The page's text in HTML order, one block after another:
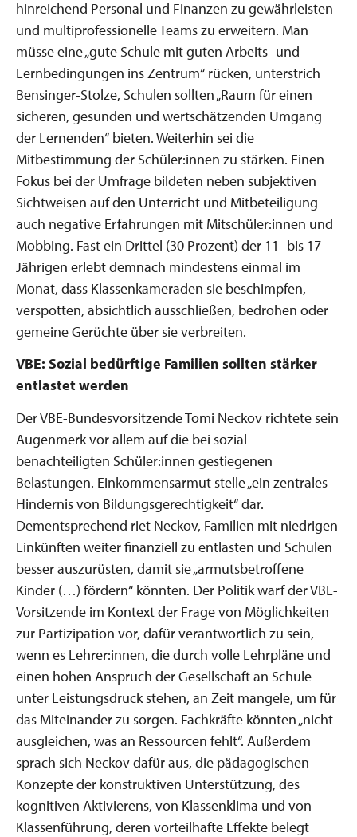
hinreichend Personal und Finanzen zu gewährleisten
und multiprofessionelle Teams zu erweitern. Man
müsse eine „gute Schule mit guten Arbeits- und
Lernbedingungen ins Zentrum“ rücken, unterstrich
Bensinger-Stolze, Schulen sollten „Raum für einen
sicheren, gesunden und wertschätzenden Umgang
der Lernenden“ bieten. Weiterhin sei die
Mitbestimmung der Schüler:innen zu stärken. Einen
Fokus bei der Umfrage bildeten neben subjektiven
Sichtweisen auf den Unterricht und Mitbeteiligung
auch negative Erfahrungen mit Mitschüler:innen und
Mobbing. Fast ein Drittel (30 Prozent) der 11- bis 17-
Jährigen erlebt demnach mindestens einmal im
Monat, dass Klassenkameraden sie beschimpfen,
verspotten, absichtlich ausschließen, bedrohen oder
gemeine Gerüchte über sie verbreiten.
VBE: Sozial bedürftige Familien sollten stärker
entlastet werden
Der VBE-Bundesvorsitzende Tomi Neckov richtete sein
Augenmerk vor allem auf die bei sozial
benachteiligten Schüler:innen gestiegenen
Belastungen. Einkommensarmut stelle „ein zentrales
Hindernis von Bildungsgerechtigkeit“ dar.
Dementsprechend riet Neckov, Familien mit niedrigen
Einkünften weiter finanziell zu entlasten und Schulen
besser auszurüsten, damit sie „armutsbetroffene
Kinder (…) fördern“ könnten. Der Politik warf der VBE-
Vorsitzende im Kontext der Frage von Möglichkeiten
zur Partizipation vor, dafür verantwortlich zu sein,
wenn es Lehrer:innen, die durch volle Lehrpläne und
einen hohen Anspruch der Gesellschaft an Schule
unter Leistungsdruck stehen, an Zeit mangele, um für
das Miteinander zu sorgen. Fachkräfte könnten „nicht
ausgleichen, was an Ressourcen fehlt“. Außerdem
sprach sich Neckov dafür aus, die pädagogischen
Konzepte der konstruktiven Unterstützung, des
kognitiven Aktivierens, von Klassenklima und von
Klassenführung, deren vorteilhafte Effekte belegt